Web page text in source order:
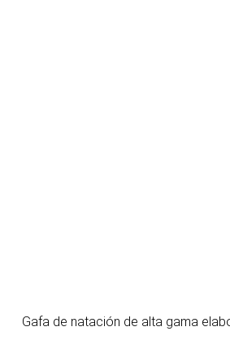
Gafa de natación de alta gama